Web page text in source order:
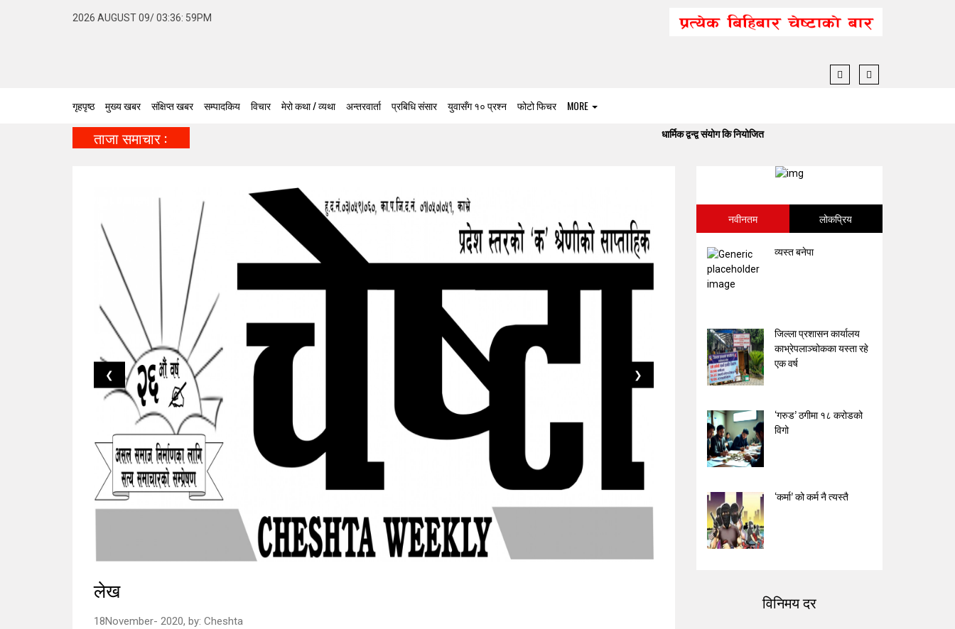
2026 AUGUST 09/ 03:36: 59PM
गृहपृष्ठ मुख्य खबर संक्षिप्त खबर सम्पादकिय विचार मेरो कथा / व्यथा अन्तरवार्ता प्रबिधि संसार युवासँग १० प्रश्न फोटो फिचर MORE
ताजा समाचार : धार्मिक द्वन्द्व संयोग कि नियोजित
❮ ❯
लेख
18November- 2020, by: Cheshta
नवीनतम लोकप्रिय
व्यस्त बनेपा
जिल्ला प्रशासन कार्यालय
काभ्रेपलाञ्चोकका यस्ता रहे
एक वर्ष
‘गरुड’ ठगीमा १८ करोडको
विगो
‘कर्मा’ को कर्म नै त्यस्तै
विनिमय दर